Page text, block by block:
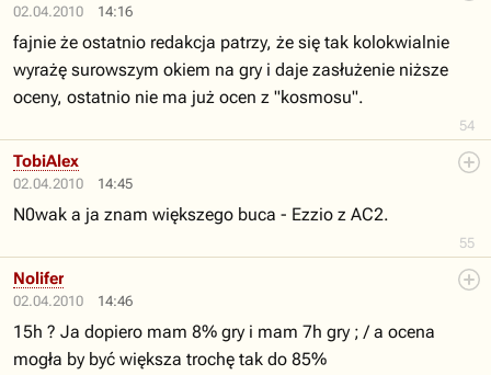
02.04.2010 14:16
54
fajnie że ostatnio redakcja patrzy, że się tak kolokwialnie
wyrażę surowszym okiem na gry i daje zasłużenie niższe
oceny, ostatnio nie ma już ocen z "kosmosu".
02.04.2010 14:45
55
TobiAlex
N0wak a ja znam większego buca - Ezzio z AC2.
02.04.2010 14:46
Nolifer
15h ? Ja dopiero mam 8% gry i mam 7h gry ; / a ocena
mogła by być większa trochę tak do 85%